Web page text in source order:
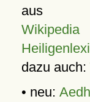
aus
dazu auch:
• neu: